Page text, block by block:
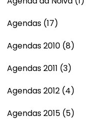
Agendas (17)
Agendas 2010 (8)
Agendas 2011 (3)
Agendas 2012 (4)
Agendas 2015 (5)